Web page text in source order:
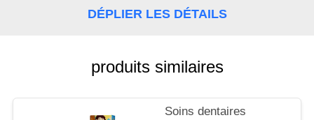
DU
DÉPLIER LES DÉTAILS
produits similaires
Soins dentaires